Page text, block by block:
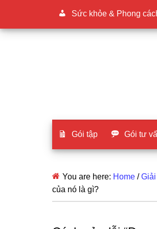
Sức khỏe & Phong
Gói tập Gói tư
You are here: Home /
của nó là gì?